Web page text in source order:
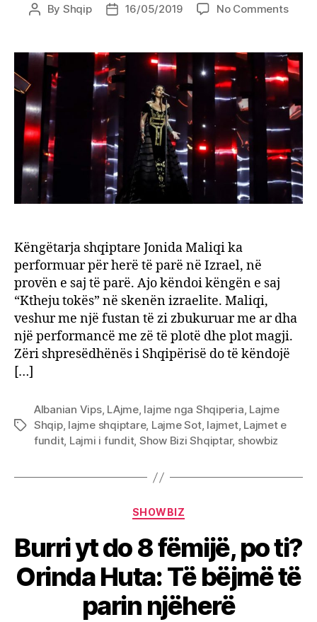
Post
By Shqip
Post16/05/2019 No Commentson
në
Izrael
Këngëtarja shqiptare Jonida Maliqi ka
performuar për herë të parë në Izrael, në
provën e saj të parë. Ajo këndoi këngën e saj
“Ktheju tokës” në skenën izraelite. Maliqi,
veshur me një fustan të zi zbukuruar me ar dha
një performancë me zë të plotë dhe plot magji.
Zëri shpresëdhënës i Shqipërisë do të këndojë
[…]
Tags
Albanian Vips, LAjme, lajme nga Shqiperia, Lajme
Shqip, lajme shqiptare, Lajme Sot, lajmet, Lajmet e
fundit, Lajmi i fundit, Show Bizi Shqiptar, showbiz
Categories
SHOWBIZ
Burri yt do 8 fëmijë, po ti?
Orinda Huta: Të bëjmë të
parin njëherë